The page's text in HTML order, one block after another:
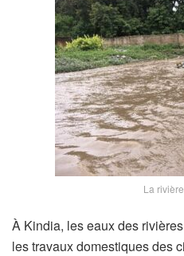
La
À Kindia, les eaux des
les travaux domestiques des